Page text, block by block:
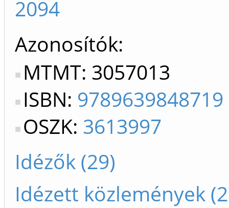
2094
Azonosítók
MTMT: 3057013
ISBN: 9789639848719
OSZK: 3613997
Idézők (29)
Idézett közlemények